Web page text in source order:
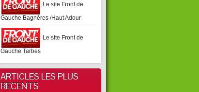
Le site Front de
Gauche Bagnères /Haut Adour
Le site Front de
Gauche Tarbes
ARTICLES LES PLUS
RECENTS